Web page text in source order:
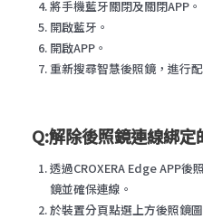
將手機藍牙關閉及關閉APP。
開啟藍牙。
開啟APP。
重新搜尋智慧後照鏡，進行配
Q:解除後照鏡連線綁定
透過CROXERA Edge APP
鏡並確保連線。
於裝置分頁點選上方後照鏡